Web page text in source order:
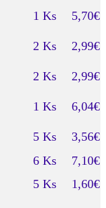
1 Ks
5,70€
2 Ks
2,99€
2 Ks
2,99€
1 Ks
6,04€
5 Ks
3,56€
6 Ks
7,10€
5 Ks
1,60€